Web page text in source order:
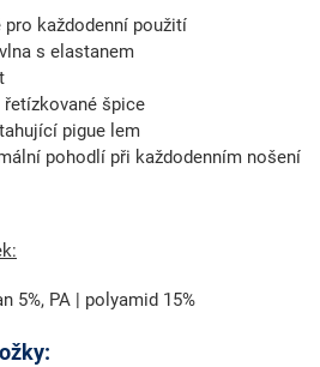
každodenní použití
s elastanem
špice
pigue lem
pohodlí při každodenním nošení
5%, PA | polyamid 15%